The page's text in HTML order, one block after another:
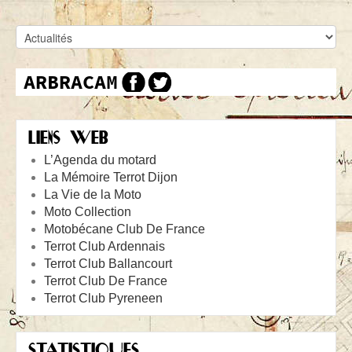
LIENS WEB
L’Agenda du motard
La Mémoire Terrot Dijon
La Vie de la Moto
Moto Collection
Motobécane Club De France
Terrot Club Ardennais
Terrot Club Ballancourt
Terrot Club De France
Terrot Club Pyreneen